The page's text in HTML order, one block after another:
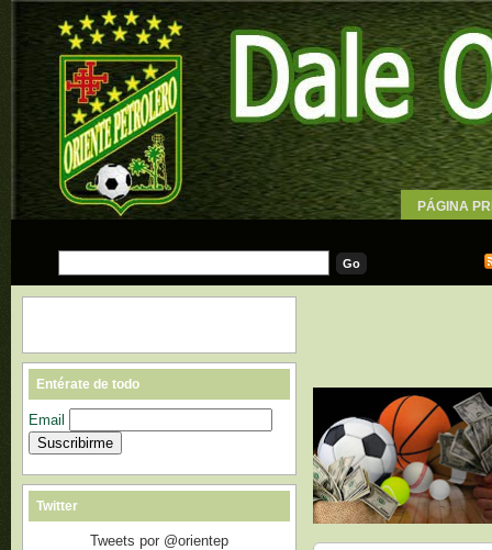
PÁGINA
Entérate de todo
Email
Twitter
Tweets por @orientep